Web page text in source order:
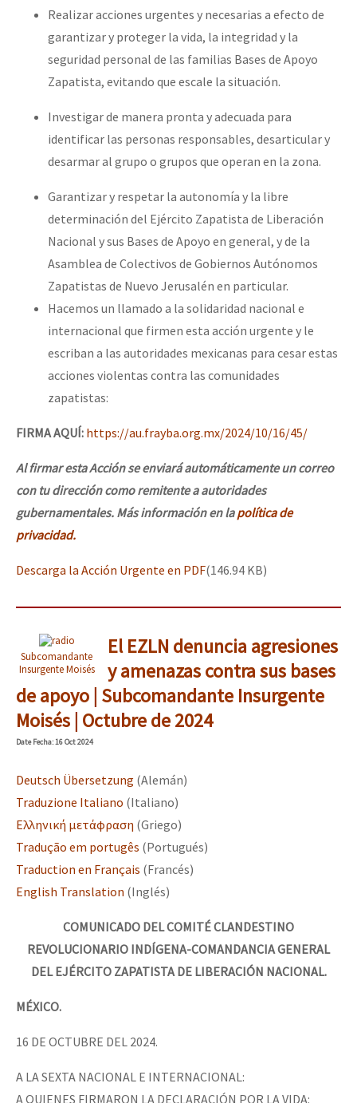
Realizar acciones urgentes y necesarias a efecto de
garantizar y proteger la vida, la integridad y la
seguridad personal de las familias Bases de Apoyo
Zapatista, evitando que escale la situación.
Investigar de manera pronta y adecuada para
identificar las personas responsables, desarticular y
desarmar al grupo o grupos que operan en la zona.
Garantizar y respetar la autonomía y la libre
determinación del Ejército Zapatista de Liberación
Nacional y sus Bases de Apoyo en general, y de la
Asamblea de Colectivos de Gobiernos Autónomos
Zapatistas de Nuevo Jerusalén en particular.
Hacemos un llamado a la solidaridad nacional e
internacional que firmen esta acción urgente y le
escriban a las autoridades mexicanas para cesar estas
acciones violentas contra las comunidades
zapatistas:
FIRMA AQUÍ: https://au.frayba.org.mx/2024/10/16/45/
Al firmar esta Acción se enviará automáticamente un correo
con tu dirección como remitente a autoridades
gubernamentales. Más información en lapolítica de
privacidad.
Descarga la Acción Urgente en PDF(146.94 KB)
Subcomandante
Insurgente Moisés
El EZLN denuncia agresiones
y amenazas contra sus bases
de apoyo | Subcomandante Insurgente
Moisés | Octubre de 2024
DateFecha: 16 Oct 2024
Deutsch Übersetzung (Alemán)
Traduzione Italiano (Italiano)
Ελληνική μετάφραση (Griego)
Tradução em portugês (Portugués)
Traduction en Français (Francés)
English Translation (Inglés)
COMUNICADO DEL COMITÉ CLANDESTINO
REVOLUCIONARIO INDÍGENA-COMANDANCIA GENERAL
DEL EJÉRCITO ZAPATISTA DE LIBERACIÓN NACIONAL.
MÉXICO.
16 DE OCTUBRE DEL 2024.
A LA SEXTA NACIONAL E INTERNACIONAL:
A QUIENES FIRMARON LA DECLARACIÓN POR LA VIDA: